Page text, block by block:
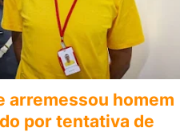
arremessou homem
por tentativa de